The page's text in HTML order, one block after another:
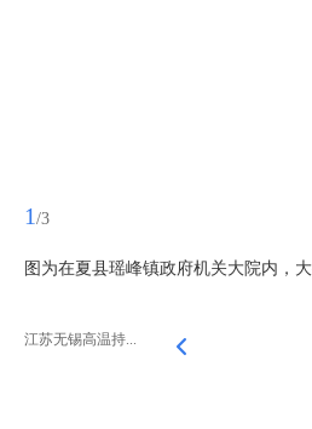
1 /3
图为在夏县瑶峰镇政府机关大院内，
江苏无锡高温持...